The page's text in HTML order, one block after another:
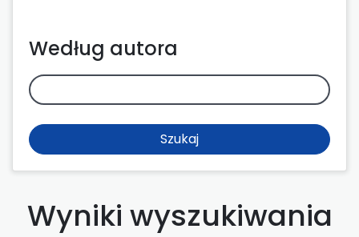
Według autora
Szukaj
Wyniki wyszukiwania